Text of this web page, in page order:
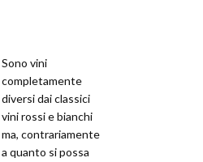
Sono vini
completamente
diversi dai classici
vini rossi e bianchi
ma, contrariamente
a quanto si possa